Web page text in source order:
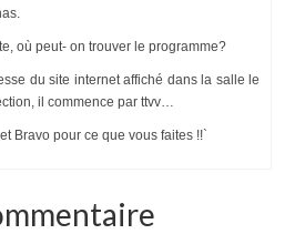
où peut- on trouver le programme?
du site internet affiché dans la salle le
il commence par ttvv…
Bravo pour ce que vous faites !!`